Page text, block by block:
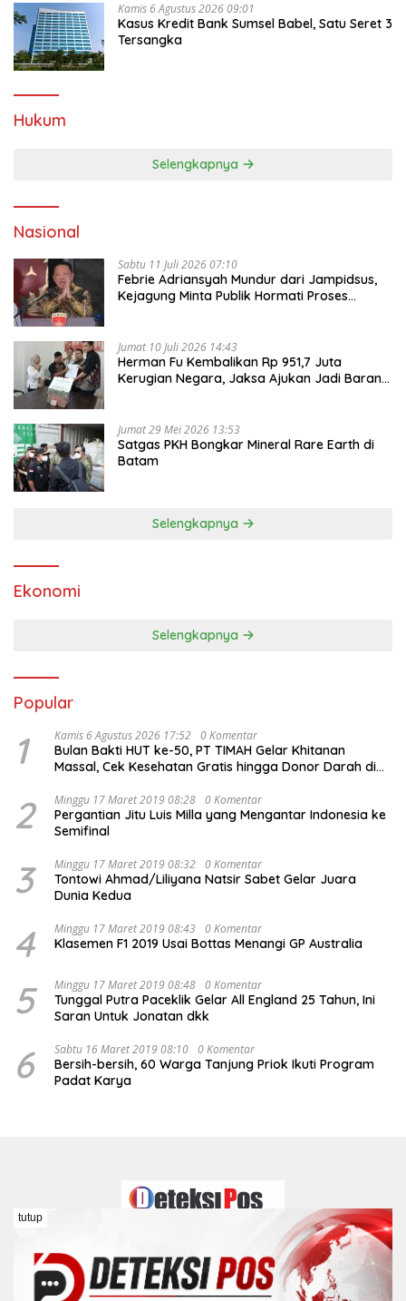
Kamis 6 Agustus 2026 09:01
Kasus Kredit Bank Sumsel Babel, Satu Seret 3
Tersangka
Hukum
Selengkapnya
Nasional
Sabtu 11 Juli 2026 07:10
Febrie Adriansyah Mundur dari Jampidsus,
Kejagung Minta Publik Hormati Proses
Jumat 10 Juli 2026 14:43
Herman Fu Kembalikan Rp 951,7 Juta
Kerugian Negara, Jaksa Ajukan Jadi Barang
Jumat 29 Mei 2026 13:53
Satgas PKH Bongkar Mineral Rare Earth di
Selengkapnya
Ekonomi
Selengkapnya
Popular
1 Kamis 6 Agustus 2026 17:52 0 Komentar
Bulan Bakti HUT ke-50, PT TIMAH Gelar Khitanan
Massal, Cek Kesehatan Gratis hingga Donor Darah di
2 Minggu 17 Maret 2019 08:28 0 Komentar
Pergantian Jitu Luis Milla yang Mengantar Indonesia ke
Semifinal
3 Minggu 17 Maret 2019 08:32 0 Komentar
Tontowi Ahmad/Liliyana Natsir Sabet Gelar Juara
Dunia Kedua
4 Minggu 17 Maret 2019 08:43 0 Komentar
Klasemen F1 2019 Usai Bottas Menangi GP Australia
5 Minggu 17 Maret 2019 08:48 0 Komentar
Tunggal Putra Paceklik Gelar All England 25 Tahun, Ini
Saran Untuk Jonatan dkk
6 Sabtu 16 Maret 2019 08:10 0 Komentar
Bersih-bersih, 60 Warga Tanjung Priok Ikuti Program
Padat Karya
Redaksi Kontak Pedoman Media Siber
Disclaimer
tutup